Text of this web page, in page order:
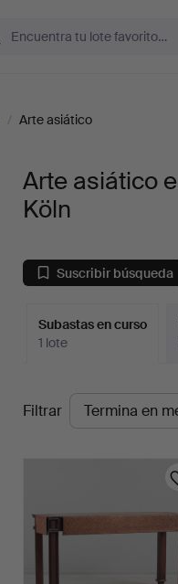
/ Arte asiático
Arte asiático
Köln
Suscribir búsqueda
Subastas en curso
1 lote
Subastas
en
Filtrar